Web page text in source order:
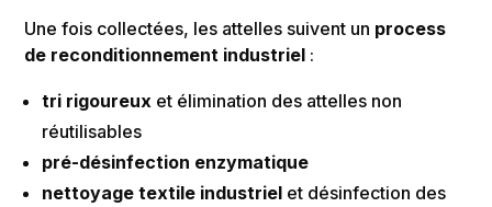
Une fois collectées, les attelles suivent un process
de reconditionnement industriel :
tri rigoureux et élimination des attelles non
réutilisables
pré-désinfection enzymatique
nettoyage textile industriel et désinfection des